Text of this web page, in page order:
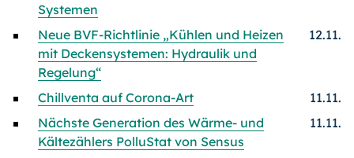
Systemen
Neue BVF-Richtlinie „Kühlen und Heizen
mit Deckensystemen: Hydraulik und
Regelung“
12.11.
Chillventa auf Corona-Art
11.11.
Nächste Generation des Wärme- und
Kältezählers PolluStat von Sensus
11.11.